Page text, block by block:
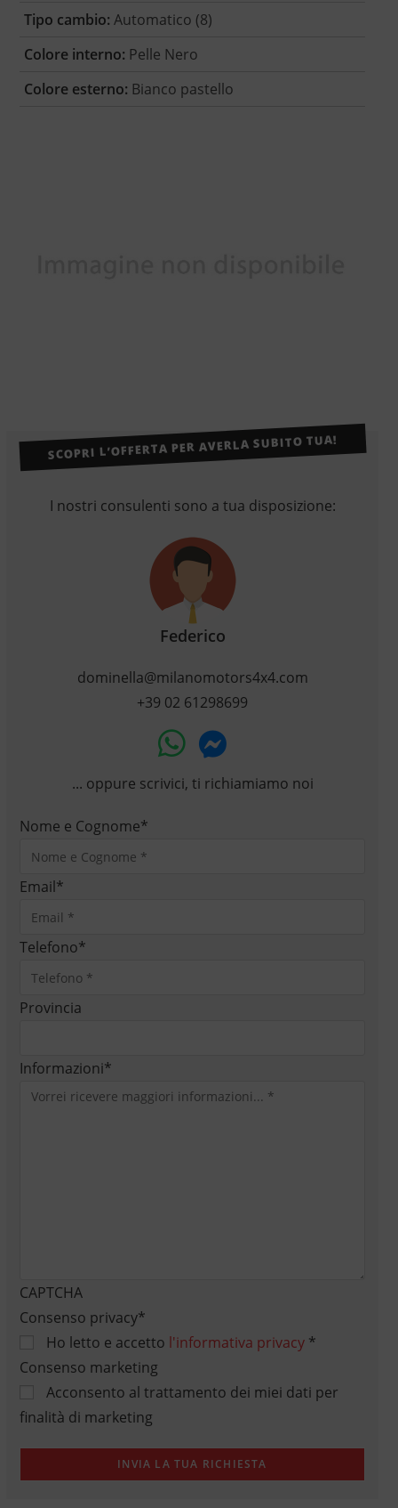
Tipo cambio: Automatico (8)
Colore interno: Pelle Nero
Colore esterno: Bianco pastello
SCOPRI L’OFFERTA PER AVERLA SUBITO TUA!
I nostri consulenti sono a tua disposizione:
Federico
dominella@milanomotors4x4.com
+39 02 61298699
... oppure scrivici, ti richiamiamo noi
Nome e Cognome*
Email*
Telefono*
Provincia
Informazioni*
CAPTCHA
Consenso privacy*
Ho letto e accetto l'informativa privacy*
Consenso marketing
Acconsento al trattamento dei miei dati per
finalità di marketing